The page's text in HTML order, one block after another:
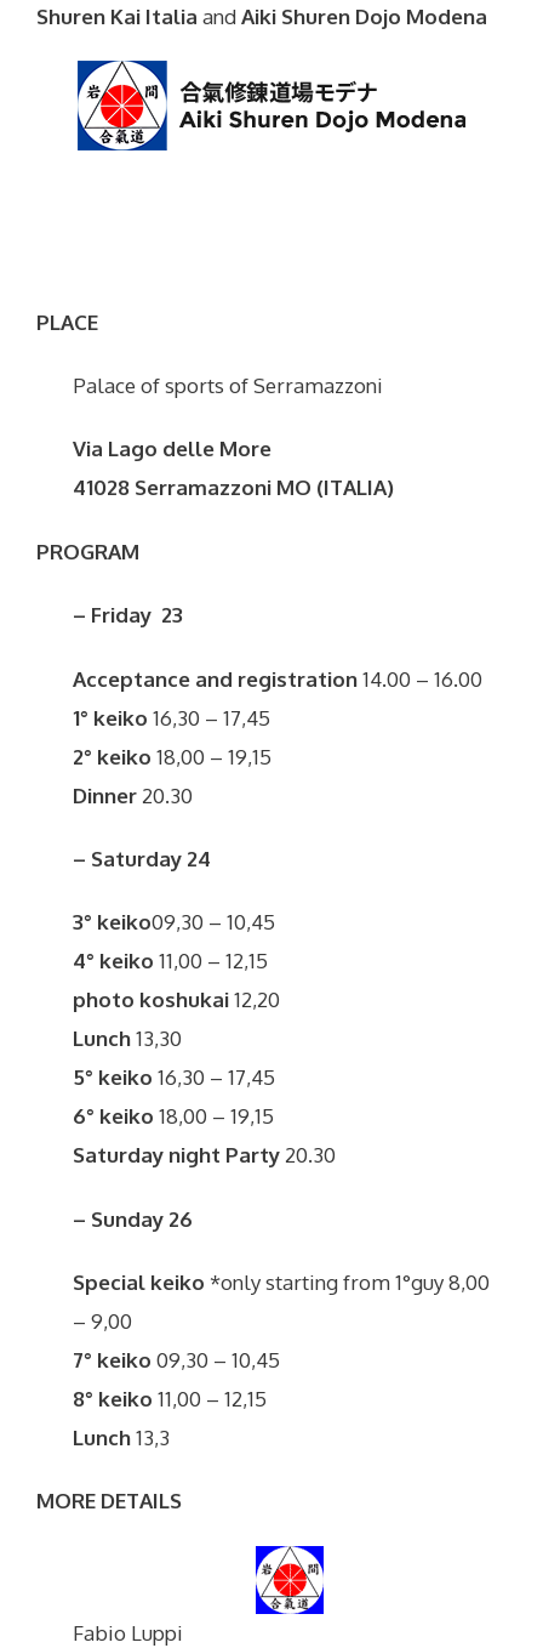
Shuren Kai Italia andAiki Shuren Dojo Modena
PLACE
Palace of sports of Serramazzoni
Via Lago delle More
41028 Serramazzoni MO (ITALIA)
PROGRAM
– Friday 23
Acceptance and registration14.00 – 16.00
1° keiko 16,30 – 17,45
2° keiko 18,00 – 19,15
Dinner 20.30
– Saturday 24
3° keiko09,30 – 10,45
4° keiko 11,00 – 12,15
photo koshukai12,20
Lunch13,30
5° keiko 16,30 – 17,45
6° keiko 18,00 – 19,15
Saturday night Party 20.30
– Sunday 26
Special keiko *only starting from 1°guy 8,00
– 9,00
7° keiko 09,30 – 10,45
8° keiko 11,00 – 12,15
Lunch13,3
MORE DETAILS
Fabio Luppi